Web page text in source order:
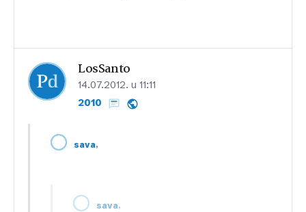
LosSanto
14.07.2012. u 11:11
2010
sava,
sava,